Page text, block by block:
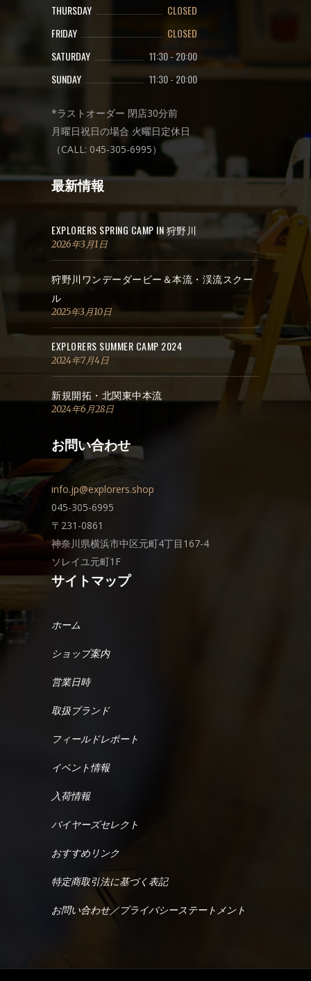
THURSDAY
CLOSED
FRIDAY
CLOSED
SATURDAY
11:30- 20:00
SUNDAY
11:30-20:00
*ラストオーダー 閉店30分前
月曜日祝日の場合 火曜日定休日
（CALL: 045-305-6995）
最新情報
EXPLORERS SPRING CAMP IN 狩野川
2026年3月1日
狩野川ワンデーダービー＆本流・渓流スクー
ル
2025年3月10日
EXPLORERS SUMMER CAMP 2024
2024年7月4日
新規開拓・北関東中本流
2024年6月28日
お問い合わせ
info.jp@explorers.shop
045-305-6995
〒231-0861
神奈川県横浜市中区元町4丁目167-4
ソレイユ元町1F
サイトマップ
ホーム
ショップ案内
営業日時
取扱ブランド
フィールドレポート
イベント情報
入荷情報
バイヤーズセレクト
おすすめリンク
特定商取引法に基づく表記
お問い合わせ／プライバシーステートメント